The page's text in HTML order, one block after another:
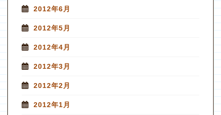
2012年6月
2012年5月
2012年4月
2012年3月
2012年2月
2012年1月